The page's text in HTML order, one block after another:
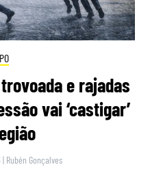
e rajadas
vai ‘castigar’
| Rubén Gonçalves